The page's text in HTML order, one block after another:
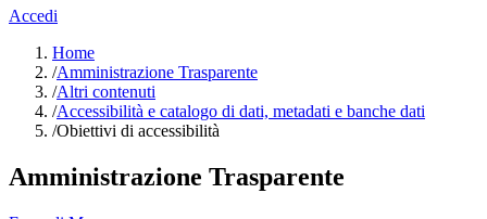
Accedi
Home
/Amministrazione Trasparente
/Altri contenuti
/Accessibilità e catalogo di dati, metadati e banche dati
/Obiettivi di accessibilità
Amministrazione Trasparente